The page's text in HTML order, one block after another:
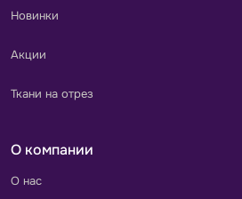
Новинки
Акции
Ткани на отрез
О компании
О нас